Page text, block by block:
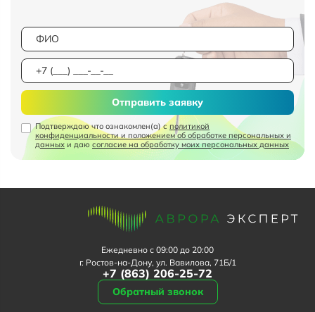
Подтверждаю что ознакомлен(а) сполитикой
конфиденциальности и положением об обработке персональных и
данных и даю согласие на обработку моих персональных данных
Отправить заявку
Ежедневно с 09:00 до 20:00
г. Ростов-на-Дону, ул. Вавилова, 71Б/1
+7 (863) 206-25-72
Обратный звонок